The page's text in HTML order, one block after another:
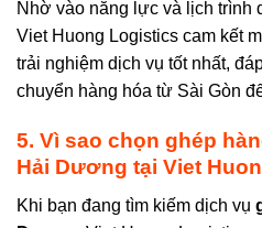
Nhờ vào năng lực và lịch trình
Viet Huong Logistics cam kết
trải nghiệm dịch vụ tốt nhất,
chuyển hàng hóa từ Sài Gòn
5. Vì sao chọn ghép
Hải Dương tại Viet
Khi bạn đang tìm kiếm dịch vụ